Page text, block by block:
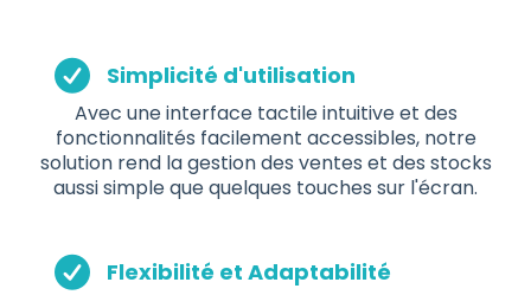
Simplicité d'utilisation
Avec une interface tactile intuitive et des
fonctionnalités facilement accessibles, notre
solution rend la gestion des ventes et des stocks
aussi simple que quelques touches sur l'écran.
Flexibilité et Adaptabilité